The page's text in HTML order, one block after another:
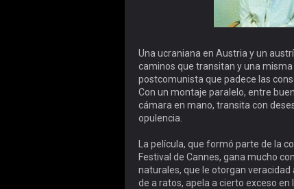
Una ucraniana en Austria y un
caminos que transitan y una
postcomunista que padece las
Con un montaje paralelo, entre
cámara en mano, transita con
opulencia.
La película, que formó parte de la
Festival de Cannes, gana mucho
naturales, que le otorgan veracidad
de a ratos, apela a cierto exceso en